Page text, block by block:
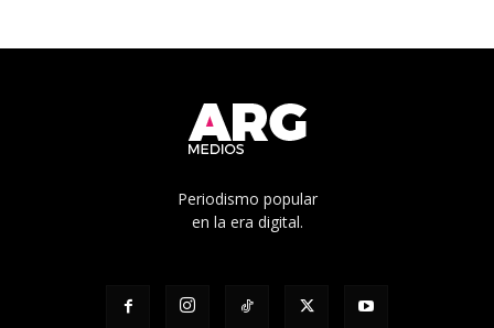
Periodismo popular
en la era digital.